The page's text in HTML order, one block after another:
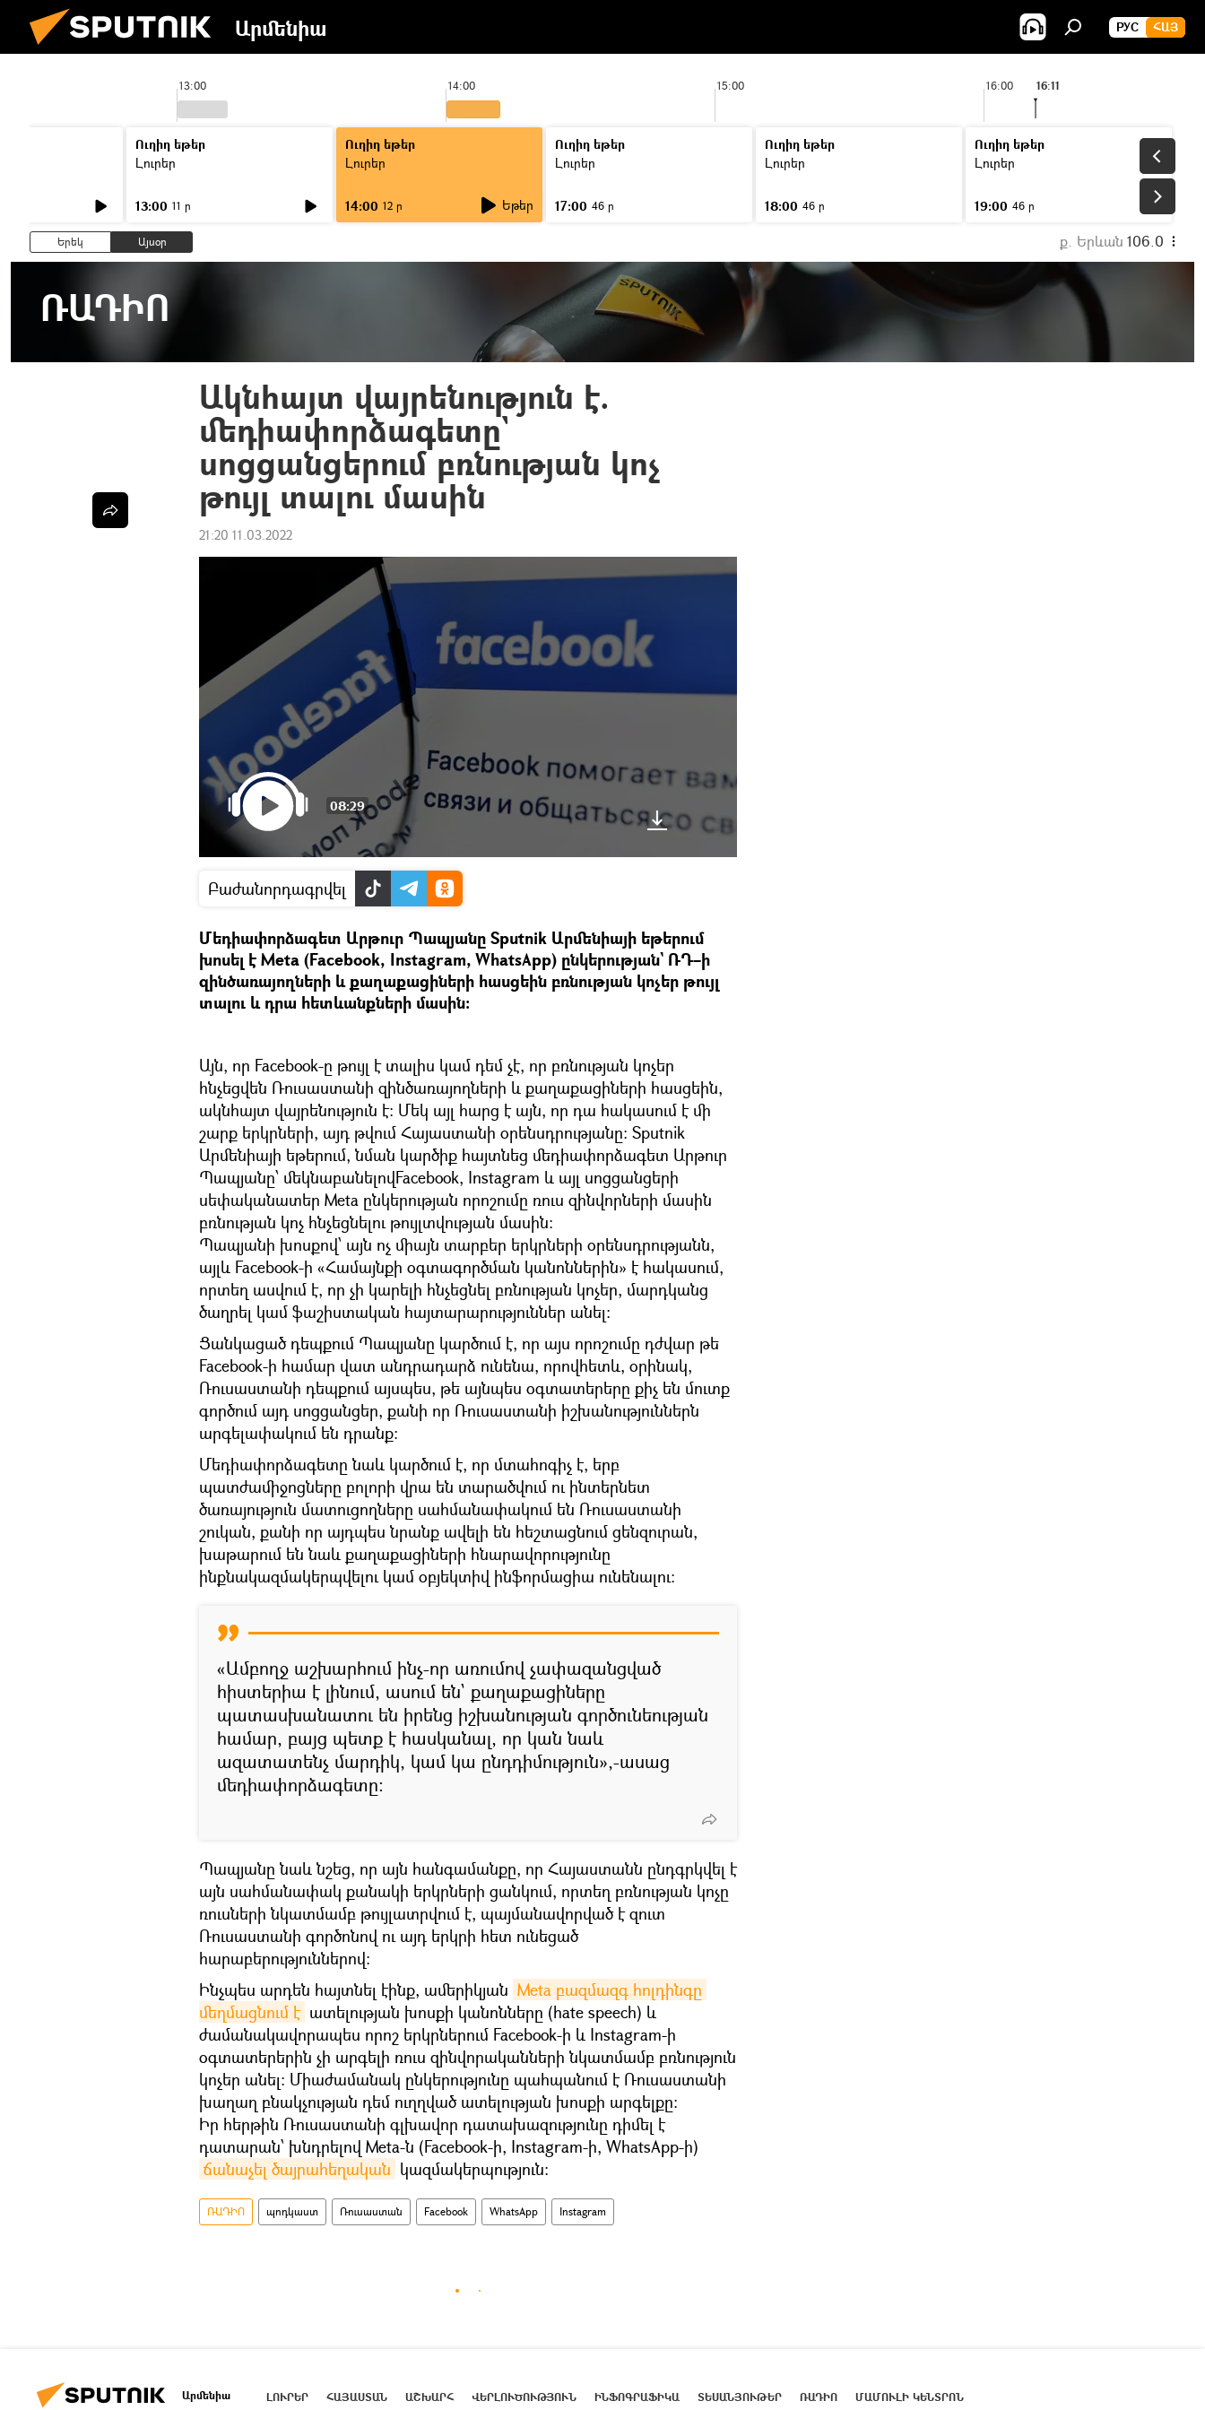
Արմենիա РУС ՀԱՅ
13:00 14:00 15:00 16:00 16:11
Ուղիղ եթեր
Լուրեր
13:00 11 ր
Ուղիղ եթեր
Լուրեր
14:00 12 ր Եթեր
Ուղիղ եթեր
Լուրեր
17:00 46 ր
Ուղիղ եթեր
Լուրեր
18:00 46 ր
Ուղիղ եթեր
Լուրեր
19:00 46 ր
Երեկ Այսօր ք. Երևան 106.0
ՌԱԴԻՈ
Ակնհայտ վայրենություն է.
մեդիափորձագետը`
սոցցանցերում բռնության կոչ
թույլ տալու մասին
21:20 11.03.2022
08:29
Բաժանորդագրվել
Մեդիափորձագետ Արթուր Պապյանը Sputnik Արմենիայի եթերում
խոսել է Meta (Facebook, Instagram, WhatsApp) ընկերության` ՌԴ–ի
զինծառայողների և քաղաքացիների հասցեին բռնության կոչեր թույլ
տալու և դրա հետևանքների մասին։
Այն, որ Facebook-ը թույլ է տալիս կամ դեմ չէ, որ բռնության կոչեր
հնչեցվեն Ռուսաստանի զինծառայողների և քաղաքացիների հասցեին,
ակնհայտ վայրենություն է։ Մեկ այլ հարց է այն, որ դա հակասում է մի
շարք երկրների, այդ թվում Հայաստանի օրենսդրությանը։ Sputnik
Արմենիայի եթերում, նման կարծիք հայտնեց մեդիափորձագետ Արթուր
Պապյանը՝ մեկնաբանելովFacebook, Instagram և այլ սոցցանցերի
սեփականատեր Meta ընկերության որոշումը ռուս զինվորների մասին
բռնության կոչ հնչեցնելու թույլտվության մասին։
Պապյանի խոսքով՝ այն ոչ միայն տարբեր երկրների օրենսդրությանն,
այլև Facebook-ի «Համայնքի օգտագործման կանոններին» է հակասում,
որտեղ ասվում է, որ չի կարելի հնչեցնել բռնության կոչեր, մարդկանց
ծաղրել կամ ֆաշիստական հայտարարություններ անել։
Ցանկացած դեպքում Պապյանը կարծում է, որ այս որոշումը դժվար թե
Facebook-ի համար վատ անդրադարձ ունենա, որովհետև, օրինակ,
Ռուսաստանի դեպքում այսպես, թե այնպես օգտատերերը քիչ են մուտք
գործում այդ սոցցանցեր, քանի որ Ռուսաստանի իշխանություններն
արգելափակում են դրանք։
Մեդիափորձագետը նաև կարծում է, որ մտահոգիչ է, երբ
պատժամիջոցները բոլորի վրա են տարածվում ու ինտերնետ
ծառայություն մատուցողները սահմանափակում են Ռուսաստանի
շուկան, քանի որ այդպես նրանք ավելի են հեշտացնում ցենզուրան,
խաթարում են նաև քաղաքացիների հնարավորությունը
ինքնակազմակերպվելու կամ օբյեկտիվ ինֆորմացիա ունենալու։
«Ամբողջ աշխարհում ինչ-որ առումով չափազանցված
հիստերիա է լինում, ասում են` քաղաքացիները
պատասխանատու են իրենց իշխանության գործունեության
համար, բայց պետք է հասկանալ, որ կան նաև
ազատատենչ մարդիկ, կամ կա ընդդիմություն»,-ասաց
մեդիափորձագետը։
Պապյանը նաև նշեց, որ այն հանգամանքը, որ Հայաստանն ընդգրկվել է
այն սահմանափակ քանակի երկրների ցանկում, որտեղ բռնության կոչը
ռուսների նկատմամբ թույլատրվում է, պայմանավորված է զուտ
Ռուսաստանի գործոնով ու այդ երկրի հետ ունեցած
հարաբերություններով։
Ինչպես արդեն հայտնել էինք, ամերիկյան Meta բազմազգ հոլդինգը
մեղմացնում է ատելության խոսքի կանոնները (hate speech) և
ժամանակավորապես որոշ երկրներում Facebook-ի և Instagram-ի
օգտատերերին չի արգելի ռուս զինվորականների նկատմամբ բռնություն
կոչեր անել։ Միաժամանակ ընկերությունը պահպանում է Ռուսաստանի
խաղաղ բնակչության դեմ ուղղված ատելության խոսքի արգելքը։
Իր հերթին Ռուսաստանի գլխավոր դատախազությունը դիմել է
դատարան՝ խնդրելով Meta-ն (Facebook-ի, Instagram-ի, WhatsApp-ի)
ճանաչել ծայրահեղական կազմակերպություն։
ՌԱԴԻՈ պոդկաստ Ռուսաստան Facebook WhatsApp Instagram
Արմենիա ԼՈՒՐԵՐ ՀԱՅԱՍՏԱՆ ԱՇԽԱՐՀ ՎԵՐԼՈՒԾՈՒԹՅՈՒՆ ԻՆՖՈԳՐԱՖԻԿԱ ՏԵՍԱՆՅՈՒԹԵՐ ՌԱԴԻՈ ՄԱՄՈՒԼԻ ԿԵՆՏՐՈՆ